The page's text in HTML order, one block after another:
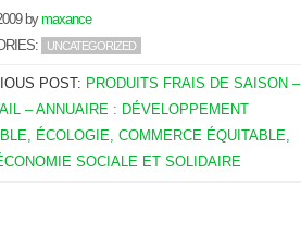
bymaxance
UNCATEGORIZED
POST: PRODUITS FRAIS DE SAISON –
– ANNUAIRE : DÉVELOPPEMENT
ÉCOLOGIE, COMMERCE ÉQUITABLE,
SOCIALE ET SOLIDAIRE